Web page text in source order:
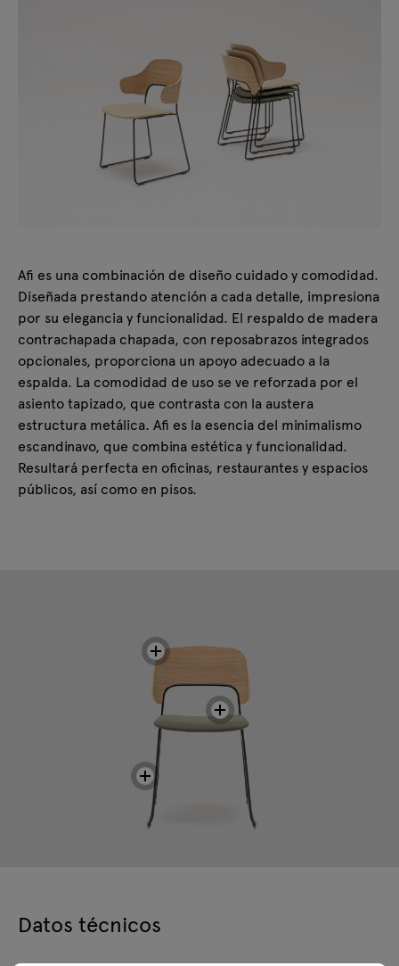
Afi es una combinación de diseño cuidado y comodidad.
Diseñada prestando atención a cada detalle, impresiona
por su elegancia y funcionalidad. El respaldo de madera
contrachapada chapada, con reposabrazos integrados
opcionales, proporciona un apoyo adecuado a la
espalda. La comodidad de uso se ve reforzada por el
asiento tapizado, que contrasta con la austera
estructura metálica. Afi es la esencia del minimalismo
escandinavo, que combina estética y funcionalidad.
Resultará perfecta en oficinas, restaurantes y espacios
públicos, así como en pisos.
Datos técnicos